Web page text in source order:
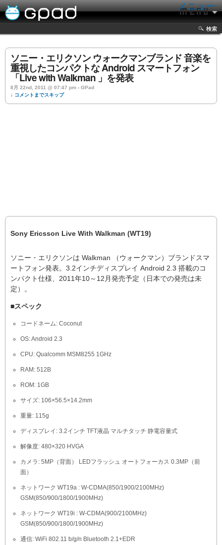
メニュー
検索
ソニー・エリクソン ウォークマンブランド 音楽を
重視したコンパクトな Android スマートフォン
「Live with Walkman 」を発表
8月 22nd, 2011 @ 07:47 pm › GPad
↓ コメントまでスキップ
Sony Ericsson Live With Walkman (WT19)
ソニー・エリクソンは Walkman （ウォークマン）ブランドスマ
ートフォン発表。3.2インチディスプレイ Android 2.3 搭載のコ
ンパクト仕様、2011年10～12月発売予定（日本での発売は未
定）。
■スペック
コードネーム: Coconut
OS: Android 2.3
CPU: Qualcomm MSM8255 1GHz
RAM: 512B
ROM: 1GB
サイズ: 106×56.5×14.2mm
重量: 115g
ディスプレイ: 3.2インチ TFT液晶 マルチタッチ 静電容量式
解像度: 480×320 HVGA
カメラ: 5MP（背面） LEDフラッシュ オートフォーカス 0.3MP（前
面）
ネットワーク WT19a : W-CDMA(850/1900/2100MHz)
GSM(850/900/1800/1900MHz)
ネットワーク WT19i : W-CDMA(900/2100MHz)
GSM(850/900/1800/1900MHz)
通信: WiFi 802.11 b/g/n Bluetooth 2.1+EDR